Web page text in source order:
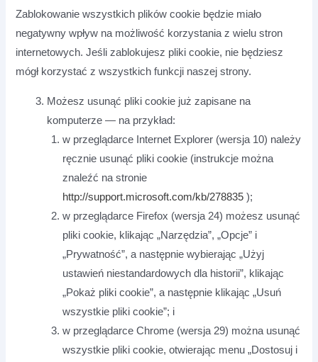
Zablokowanie wszystkich plików cookie będzie miało
negatywny wpływ na możliwość korzystania z wielu stron
internetowych. Jeśli zablokujesz pliki cookie, nie będziesz
mógł korzystać z wszystkich funkcji naszej strony.
Możesz usunąć pliki cookie już zapisane na
komputerze — na przykład:
w przeglądarce Internet Explorer (wersja 10) należy
ręcznie usunąć pliki cookie (instrukcje można
znaleźć na stronie
http://support.microsoft.com/kb/278835 );
w przeglądarce Firefox (wersja 24) możesz usunąć
pliki cookie, klikając „Narzędzia”, „Opcje” i
„Prywatność”, a następnie wybierając „Użyj
ustawień niestandardowych dla historii”, klikając
„Pokaż pliki cookie”, a następnie klikając „Usuń
wszystkie pliki cookie”; i
w przeglądarce Chrome (wersja 29) można usunąć
wszystkie pliki cookie, otwierając menu „Dostosuj i